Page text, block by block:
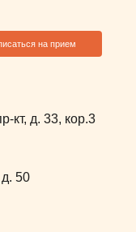
на прием
кт, д. 33, кор.3
д. 50